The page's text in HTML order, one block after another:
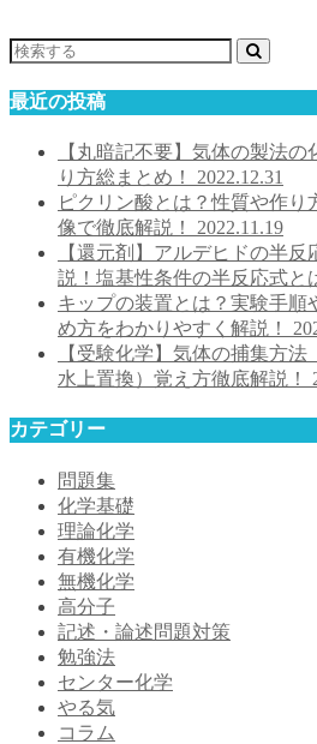
最近の投稿
【丸暗記不要】気体の製法
り方総まとめ！ 2022.12.31
ピクリン酸とは？性質や作
像で徹底解説！ 2022.11.19
【還元剤】アルデヒドの半
説！塩基性条件の半反応式と
キップの装置とは？実験手順
め方をわかりやすく解説！
【受験化学】気体の捕集方法
水上置換）覚え方徹底解説！
カテゴリー
問題集
化学基礎
理論化学
有機化学
無機化学
高分子
記述・論述問題対策
勉強法
センター化学
やる気
コラム